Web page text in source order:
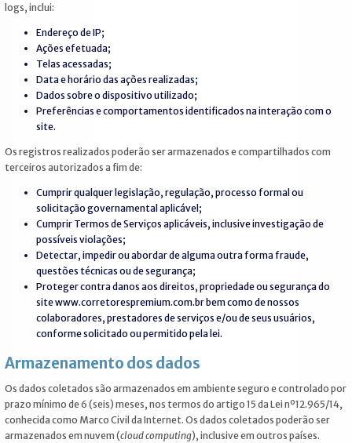
logs, inclui:
Endereço de IP;
Ações efetuada;
Telas acessadas;
Data e horário das ações realizadas;
Dados sobre o dispositivo utilizado;
Preferências e comportamentos identificados na interação com o
site.
Os registros realizados poderão ser armazenados e compartilhados com
terceiros autorizados a fim de:
Cumprir qualquer legislação, regulação, processo formal ou
solicitação governamental aplicável;
Cumprir Termos de Serviços aplicáveis, inclusive investigação de
possíveis violações;
Detectar, impedir ou abordar de alguma outra forma fraude,
questões técnicas ou de segurança;
Proteger contra danos aos direitos, propriedade ou segurança do
site www.corretorespremium.com.br bem como de nossos
colaboradores, prestadores de serviços e/ou de seus usuários,
conforme solicitado ou permitido pela lei.
Armazenamento dos dados
Os dados coletados são armazenados em ambiente seguro e controlado por
prazo mínimo de 6 (seis) meses, nos termos do artigo 15 da Lei nº12.965/14,
conhecida como Marco Civil da Internet. Os dados coletados poderão ser
armazenados em nuvem (cloud computing), inclusive em outros países.